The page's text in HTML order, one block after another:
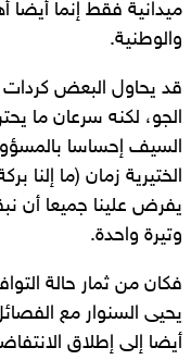
ميدانية فقط إنما أيضا
والوطنية.
قد يحاول البعض كردات
الجو، لكنه سرعان ما
السيف إحساسا
الختيرية زمان (ما
يفرض علينا جميعا أن
وتيرة واحدة.
فكان من ثمار حالة
يحيى السنوار مع
أيضا إلى إطلاق